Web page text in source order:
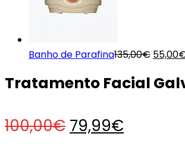
Banho de Parafina135,00€ O
55,00
Tratamento Facial
100,00€ O
79,99€